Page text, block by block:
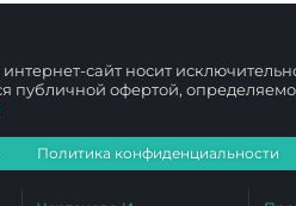
интернет-сайт носит
публичной офертой,
Политика конфиденциальности